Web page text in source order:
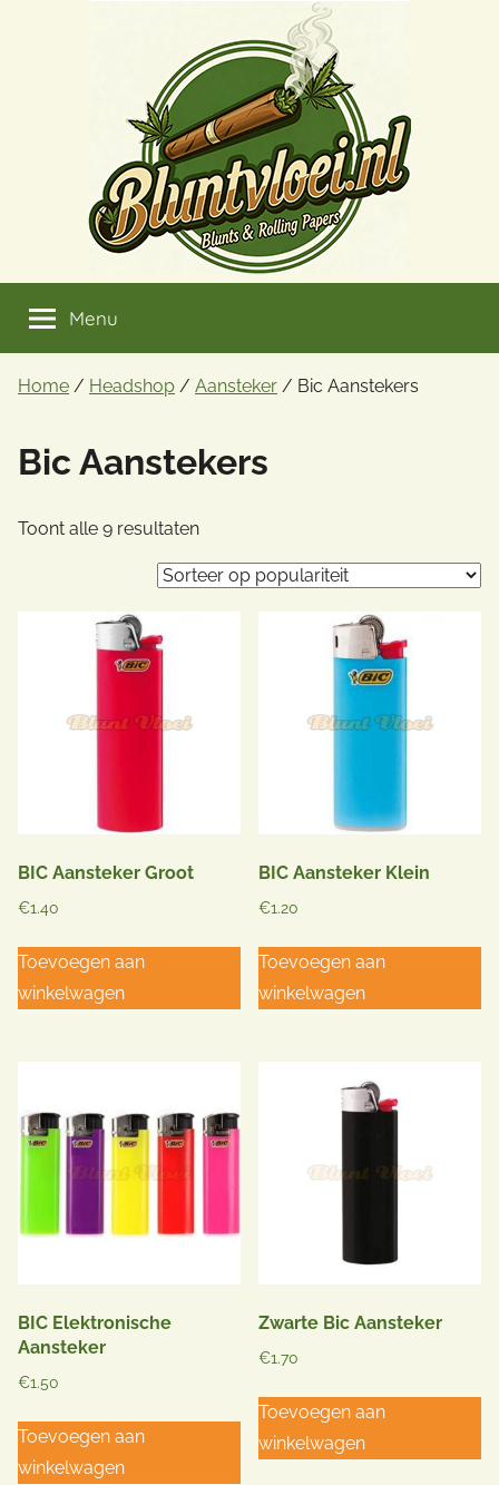
Menu
Home / Headshop / Aansteker / Bic Aanstekers
Bic Aanstekers
Toont alle 9 resultatenGesorteerd
op
populariteit
BIC Aansteker Groot
€1.40
Toevoegen aan
winkelwagen
BIC Aansteker Klein
€1.20
Toevoegen aan
winkelwagen
BIC Elektronische
Aansteker
€1.50
Toevoegen aan
winkelwagen
Zwarte Bic Aansteker
€1.70
Toevoegen aan
winkelwagen